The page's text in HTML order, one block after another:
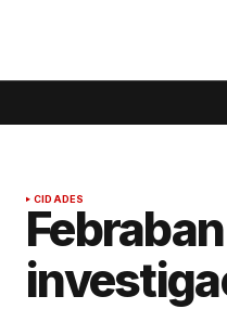
CIDADES